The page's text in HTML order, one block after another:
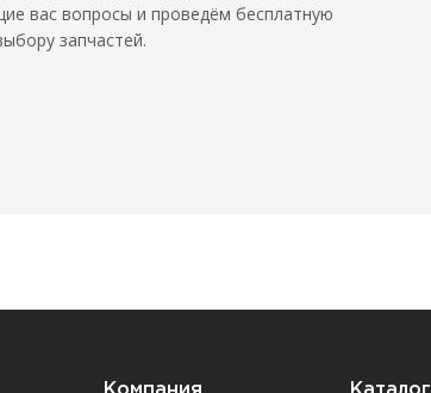
вас вопросы и проведём бесплатную
запчастей.